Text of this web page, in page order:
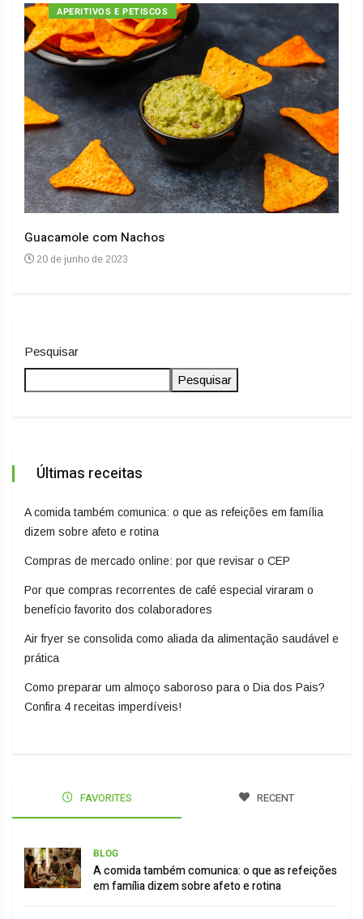
APERITIVOS E PETISCOS
Guacamole com Nachos
20 de junho de 2023
Pesquisar
Pesquisar
Últimas receitas
A comida também comunica: o que as refeições em família
dizem sobre afeto e rotina
Compras de mercado online: por que revisar o CEP
Por que compras recorrentes de café especial viraram o
benefício favorito dos colaboradores
Air fryer se consolida como aliada da alimentação saudável e
prática
Como preparar um almoço saboroso para o Dia dos Pais?
Confira 4 receitas imperdíveis!
FAVORITES RECENT
BLOG
A comida também comunica: o que as refeições
em família dizem sobre afeto e rotina